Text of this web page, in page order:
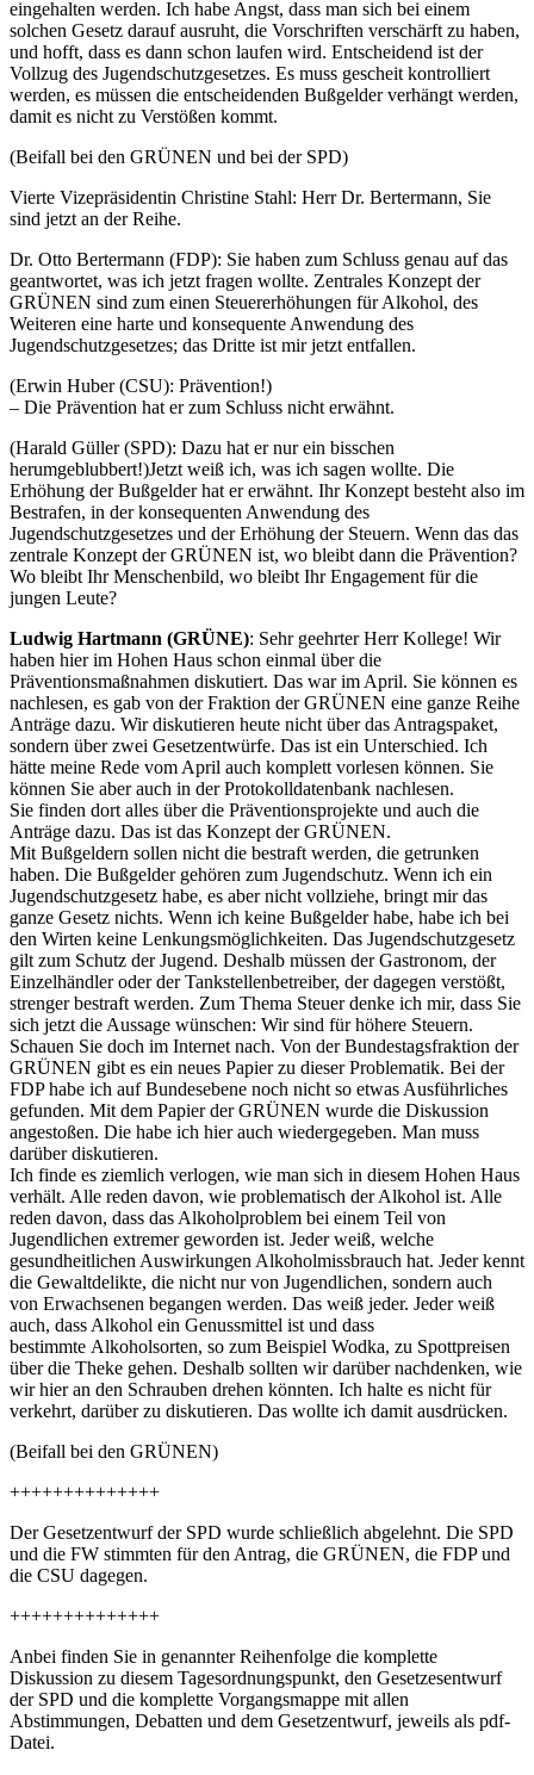
eingehalten werden. Ich habe Angst, dass man sich bei einem
solchen Gesetz darauf ausruht, die Vorschriften verschärft zu haben,
und hofft, dass es dann schon laufen wird. Entscheidend ist der
Vollzug des Jugendschutzgesetzes. Es muss gescheit kontrolliert
werden, es müssen die entscheidenden Bußgelder verhängt werden,
damit es nicht zu Verstößen kommt.
(Beifall bei den GRÜNEN und bei der SPD)
Vierte Vizepräsidentin Christine Stahl: Herr Dr. Bertermann, Sie
sind jetzt an der Reihe.
Dr. Otto Bertermann (FDP): Sie haben zum Schluss genau auf das
geantwortet, was ich jetzt fragen wollte. Zentrales Konzept der
GRÜNEN sind zum einen Steuererhöhungen für Alkohol, des
Weiteren eine harte und konsequente Anwendung des
Jugendschutzgesetzes; das Dritte ist mir jetzt entfallen.
(Erwin Huber (CSU): Prävention!)
– Die Prävention hat er zum Schluss nicht erwähnt.
(Harald Güller (SPD): Dazu hat er nur ein bisschen
herumgeblubbert!)Jetzt weiß ich, was ich sagen wollte. Die
Erhöhung der Bußgelder hat er erwähnt. Ihr Konzept besteht also im
Bestrafen, in der konsequenten Anwendung des
Jugendschutzgesetzes und der Erhöhung der Steuern. Wenn das das
zentrale Konzept der GRÜNEN ist, wo bleibt dann die Prävention?
Wo bleibt Ihr Menschenbild, wo bleibt Ihr Engagement für die
jungen Leute?
Ludwig Hartmann (GRÜNE): Sehr geehrter Herr Kollege! Wir
haben hier im Hohen Haus schon einmal über die
Präventionsmaßnahmen diskutiert. Das war im April. Sie können es
nachlesen, es gab von der Fraktion der GRÜNEN eine ganze Reihe
Anträge dazu. Wir diskutieren heute nicht über das Antragspaket,
sondern über zwei Gesetzentwürfe. Das ist ein Unterschied. Ich
hätte meine Rede vom April auch komplett vorlesen können. Sie
können Sie aber auch in der Protokolldatenbank nachlesen.
Sie finden dort alles über die Präventionsprojekte und auch die
Anträge dazu. Das ist das Konzept der GRÜNEN.
Mit Bußgeldern sollen nicht die bestraft werden, die getrunken
haben. Die Bußgelder gehören zum Jugendschutz. Wenn ich ein
Jugendschutzgesetz habe, es aber nicht vollziehe, bringt mir das
ganze Gesetz nichts. Wenn ich keine Bußgelder habe, habe ich bei
den Wirten keine Lenkungsmöglichkeiten. Das Jugendschutzgesetz
gilt zum Schutz der Jugend. Deshalb müssen der Gastronom, der
Einzelhändler oder der Tankstellenbetreiber, der dagegen verstößt,
strenger bestraft werden. Zum Thema Steuer denke ich mir, dass Sie
sich jetzt die Aussage wünschen: Wir sind für höhere Steuern.
Schauen Sie doch im Internet nach. Von der Bundestagsfraktion der
GRÜNEN gibt es ein neues Papier zu dieser Problematik. Bei der
FDP habe ich auf Bundesebene noch nicht so etwas Ausführliches
gefunden. Mit dem Papier der GRÜNEN wurde die Diskussion
angestoßen. Die habe ich hier auch wiedergegeben. Man muss
darüber diskutieren.
Ich finde es ziemlich verlogen, wie man sich in diesem Hohen Haus
verhält. Alle reden davon, wie problematisch der Alkohol ist. Alle
reden davon, dass das Alkoholproblem bei einem Teil von
Jugendlichen extremer geworden ist. Jeder weiß, welche
gesundheitlichen Auswirkungen Alkoholmissbrauch hat. Jeder kennt
die Gewaltdelikte, die nicht nur von Jugendlichen, sondern auch
von Erwachsenen begangen werden. Das weiß jeder. Jeder weiß
auch, dass Alkohol ein Genussmittel ist und dass
bestimmte Alkoholsorten, so zum Beispiel Wodka, zu Spottpreisen
über die Theke gehen. Deshalb sollten wir darüber nachdenken, wie
wir hier an den Schrauben drehen könnten. Ich halte es nicht für
verkehrt, darüber zu diskutieren. Das wollte ich damit ausdrücken.
(Beifall bei den GRÜNEN)
++++++++++++++
Der Gesetzentwurf der SPD wurde schließlich abgelehnt. Die SPD
und die FW stimmten für den Antrag, die GRÜNEN, die FDP und
die CSU dagegen.
++++++++++++++
Anbei finden Sie in genannter Reihenfolge die komplette
Diskussion zu diesem Tagesordnungspunkt, den Gesetzesentwurf
der SPD und die komplette Vorgangsmappe mit allen
Abstimmungen, Debatten und dem Gesetzentwurf, jeweils als pdf-
Datei.